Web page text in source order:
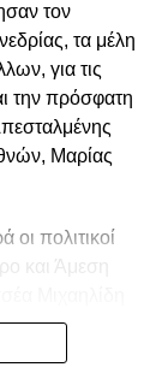
τον
τα μέλη
για τις
την πρόσφατη
Μαρίας
πολιτικοί
και Άμεση
με